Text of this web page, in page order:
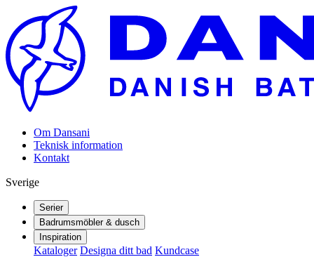
Om Dansani
Teknisk information
Kontakt
Sverige
Serier
Badrumsmöbler & dusch
Inspiration
Kataloger Designa ditt bad Kundcase